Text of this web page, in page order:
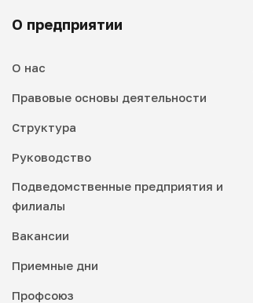
О предприятии
О нас
Правовые основы деятельности
Структура
Руководство
Подведомственные предприятия и
филиалы
Вакансии
Приемные дни
Профсоюз